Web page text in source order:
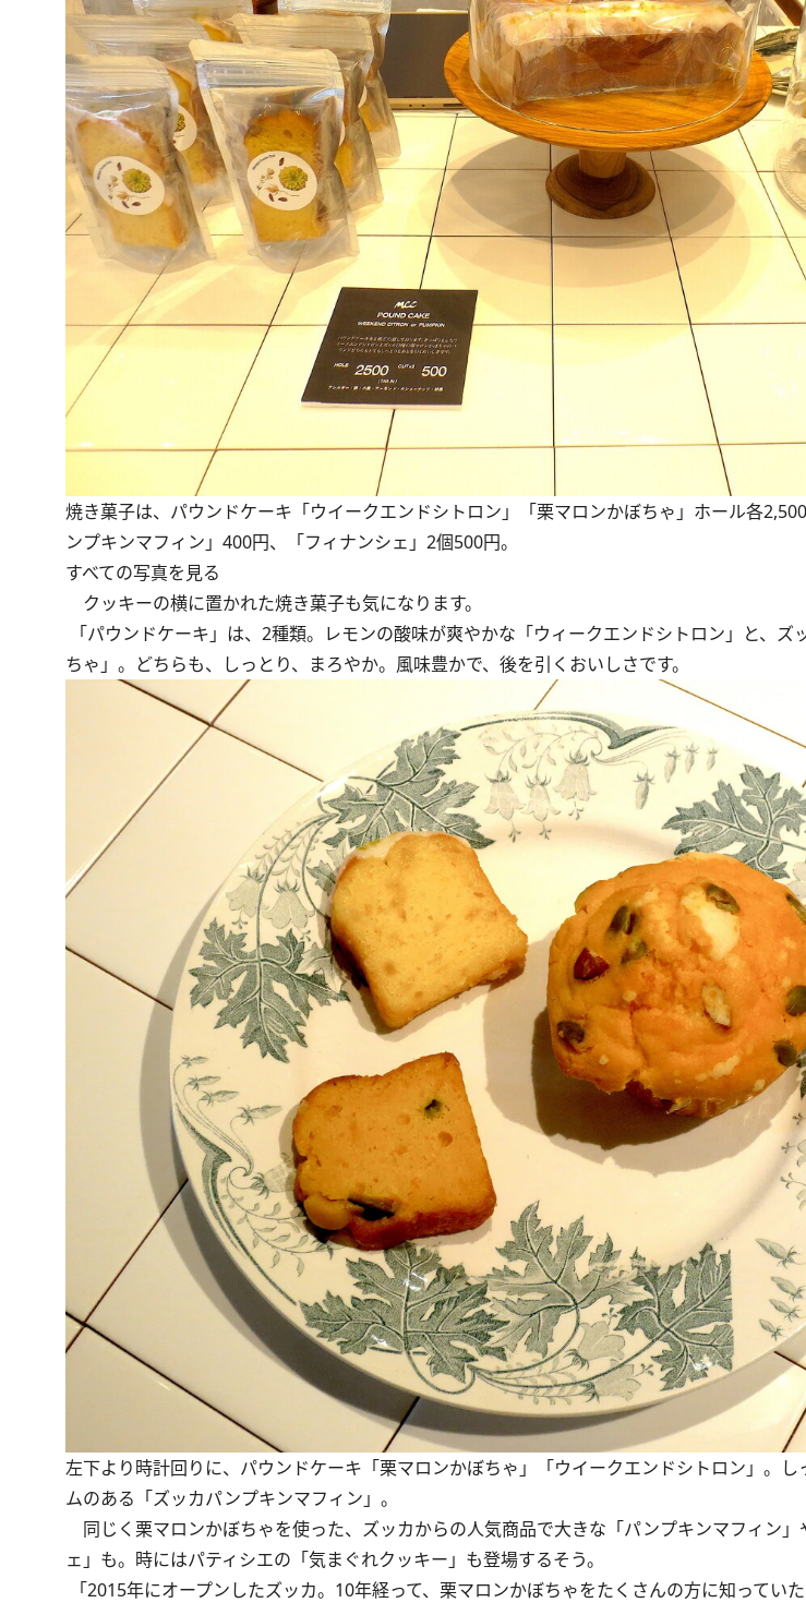
焼き菓子は、パウンドケーキ「ウイークエンドシトロン」「栗マロンかぼちゃ」ホール各
ンプキンマフィン」400円、「フィナンシェ」2個500円。
すべての写真を見る
クッキーの横に置かれた焼き菓子も気になります。
「パウンドケーキ」は、2種類。レモンの酸味が爽やかな「ウィークエンドシトロン」と、
ちゃ」。どちらも、しっとり、まろやか。風味豊かで、後を引くおいしさです。
左下より時計回りに、パウンドケーキ「栗マロンかぼちゃ」「ウイークエンドシトロン」。
ムのある「ズッカパンプキンマフィン」。
同じく栗マロンかぼちゃを使った、ズッカからの人気商品で大きな「パンプキンマフィン
ェ」も。時にはパティシエの「気まぐれクッキー」も登場するそう。
「2015年にオープンしたズッカ。10年経って、栗マロンかぼちゃをたくさんの方に知ってい